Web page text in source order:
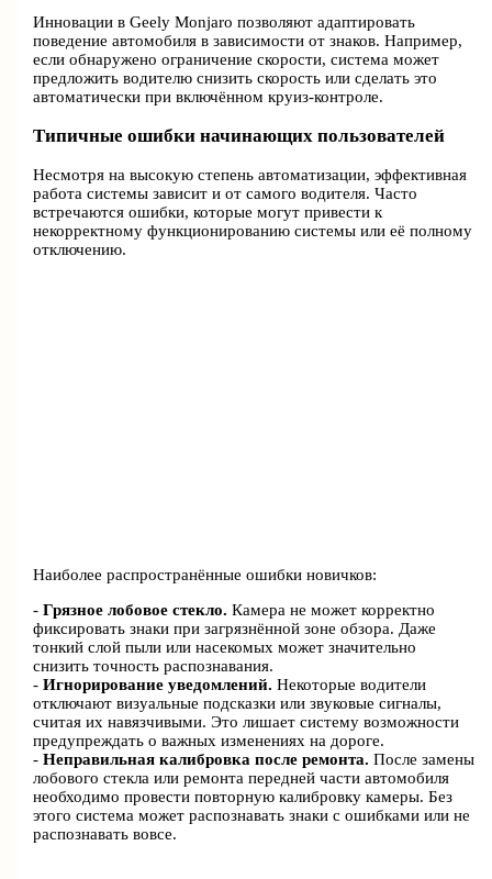
Инновации в Geely Monjaro позволяют адаптировать
поведение автомобиля в зависимости от знаков. Например,
если обнаружено ограничение скорости, система может
предложить водителю снизить скорость или сделать это
автоматически при включённом круиз-контроле.
Типичные ошибки начинающих пользователей
Несмотря на высокую степень автоматизации, эффективная
работа системы зависит и от самого водителя. Часто
встречаются ошибки, которые могут привести к
некорректному функционированию системы или её полному
отключению.
Наиболее распространённые ошибки новичков:
-Грязное лобовое стекло. Камера не может корректно
фиксировать знаки при загрязнённой зоне обзора. Даже
тонкий слой пыли или насекомых может значительно
снизить точность распознавания.
-Игнорирование уведомлений. Некоторые водители
отключают визуальные подсказки или звуковые сигналы,
считая их навязчивыми. Это лишает систему возможности
предупреждать о важных изменениях на дороге.
-Неправильная калибровка после ремонта. После замены
лобового стекла или ремонта передней части автомобиля
необходимо провести повторную калибровку камеры. Без
этого система может распознавать знаки с ошибками или не
распознавать вовсе.